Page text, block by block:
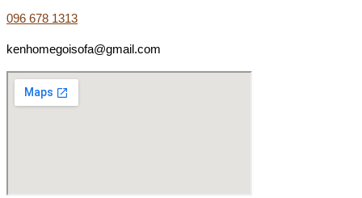
096 678 1313
kenhomegoisofa@gmail.com